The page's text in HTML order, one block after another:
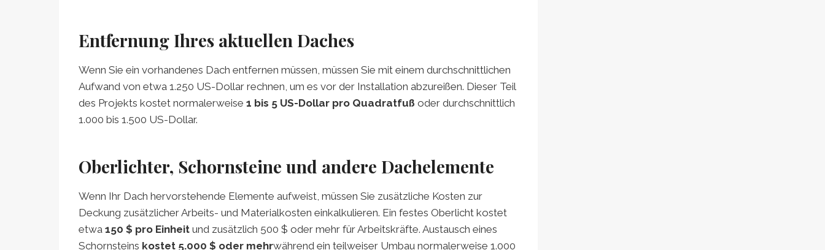
Entfernung Ihres aktuellen Daches
Wenn Sie ein vorhandenes Dach entfernen müssen, müssen Sie mit einem durchschnittlichen
Aufwand von etwa 1.250 US-Dollar rechnen, um es vor der Installation abzureißen. Dieser Teil
des Projekts kostet normalerweise 1 bis 5 US-Dollar pro Quadratfuß oder durchschnittlich
1.000 bis 1.500 US-Dollar.
Oberlichter, Schornsteine ​​und andere Dachelemente
Wenn Ihr Dach hervorstehende Elemente aufweist, müssen Sie zusätzliche Kosten zur
Deckung zusätzlicher Arbeits- und Materialkosten einkalkulieren. Ein festes Oberlicht kostet
etwa 150 $ pro Einheit und zusätzlich 500 $ oder mehr für Arbeitskräfte. Austausch eines
Schornsteins kostet 5.000 $ oder mehrwährend ein teilweiser Umbau normalerweise 1.000